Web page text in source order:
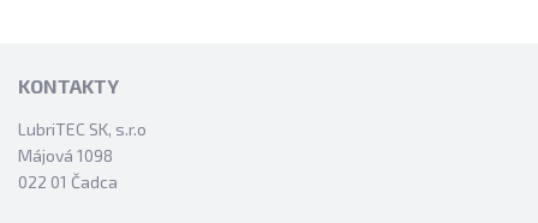
KONTAKTY
LubriTEC SK, s.r.o
Májová 1098
022 01 Čadca